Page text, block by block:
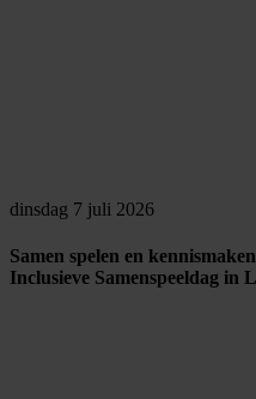
dinsdag 7 juli 2026
Samen spelen en
Inclusieve Samenspeeldag in